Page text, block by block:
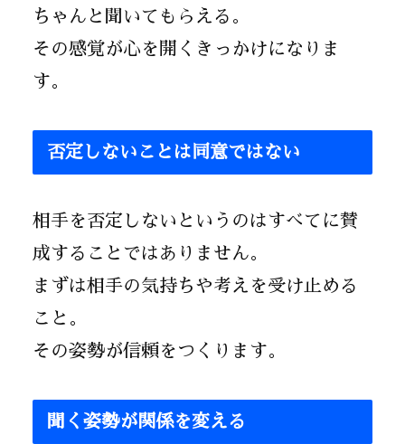
ちゃんと聞いてもらえる。
その感覚が心を開くきっかけになりま
す。
否定しないことは同意ではない
相手を否定しないというのはすべてに賛
成することではありません。
まずは相手の気持ちや考えを受け止める
こと。
その姿勢が信頼をつくります。
聞く姿勢が関係を変える